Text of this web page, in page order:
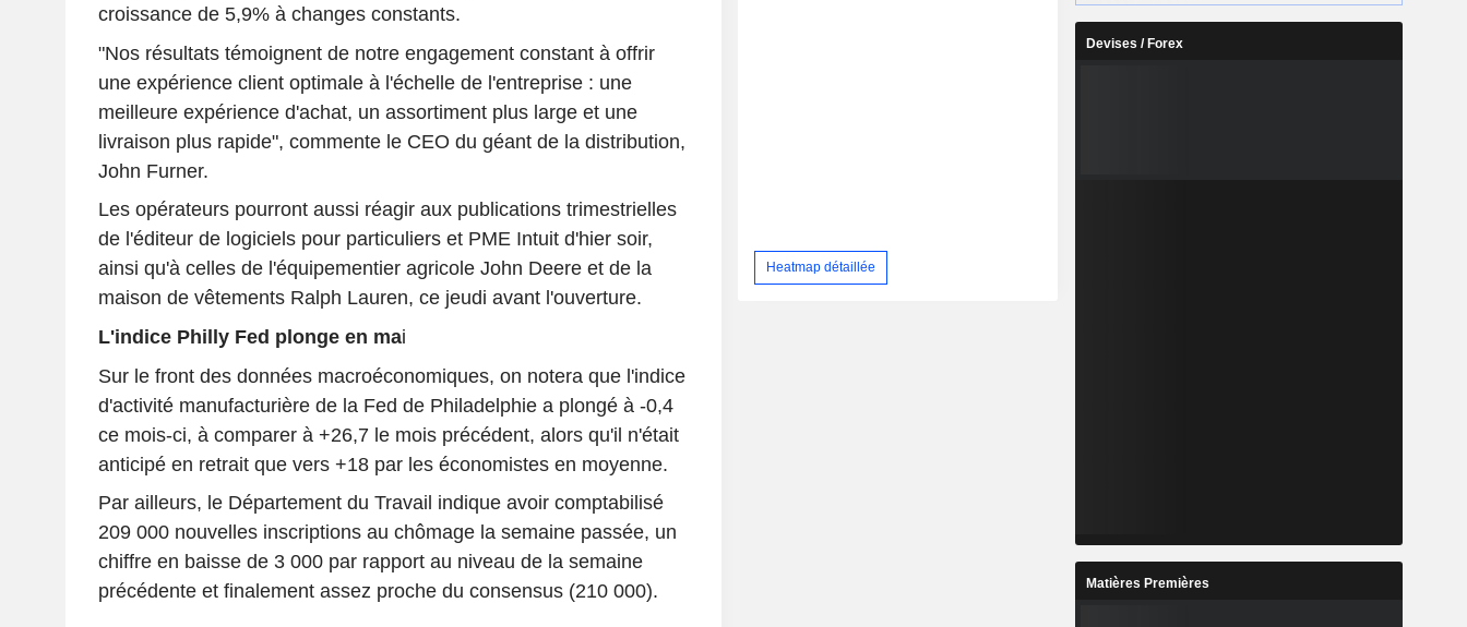
croissance de 5,9% à changes constants.
"Nos résultats témoignent de notre engagement constant à offrir
une expérience client optimale à l'échelle de l'entreprise : une
meilleure expérience d'achat, un assortiment plus large et une
livraison plus rapide", commente le CEO du géant de la distribution,
John Furner.
Les opérateurs pourront aussi réagir aux publications trimestrielles
de l'éditeur de logiciels pour particuliers et PME Intuit d'hier soir,
ainsi qu'à celles de l'équipementier agricole John Deere et de la
maison de vêtements Ralph Lauren, ce jeudi avant l'ouverture.
L'indice Philly Fed plonge en mai
Sur le front des données macroéconomiques, on notera que l'indice
d'activité manufacturière de la Fed de Philadelphie a plongé à -0,4
ce mois-ci, à comparer à +26,7 le mois précédent, alors qu'il n'était
anticipé en retrait que vers +18 par les économistes en moyenne.
Par ailleurs, le Département du Travail indique avoir comptabilisé
209 000 nouvelles inscriptions au chômage la semaine passée, un
chiffre en baisse de 3 000 par rapport au niveau de la semaine
précédente et finalement assez proche du consensus (210 000).
Heatmap détaillée
Devises / Forex
Matières Premières